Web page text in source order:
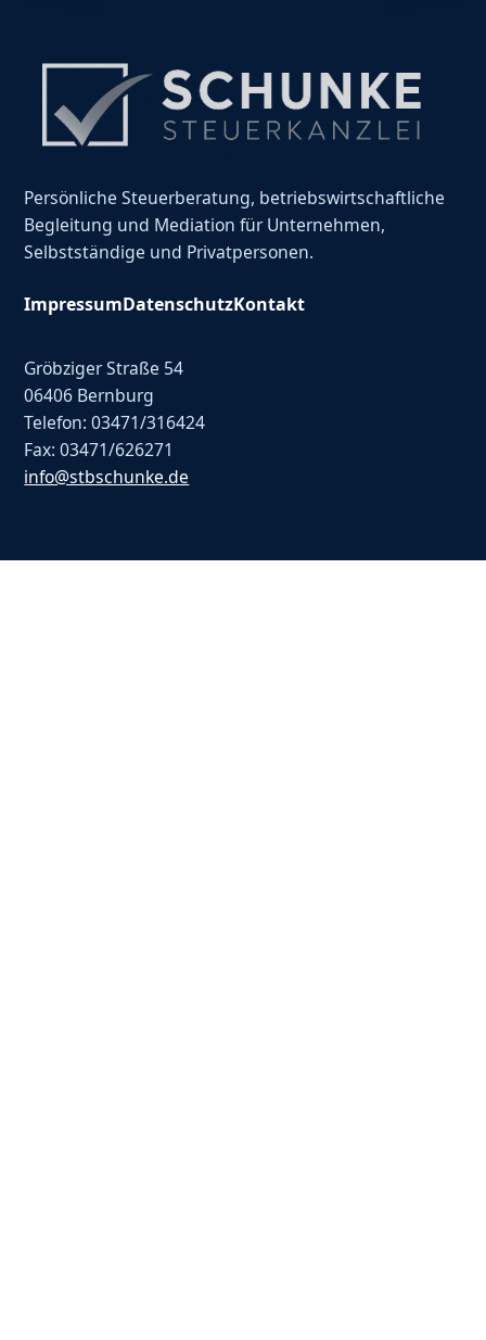
Persönliche Steuerberatung, betriebswirtschaftliche
Begleitung und Mediation für Unternehmen,
Selbstständige und Privatpersonen.
ImpressumDatenschutzKontakt
Gröbziger Straße 54
06406 Bernburg
Telefon: 03471/316424
Fax: 03471/626271
info@stbschunke.de